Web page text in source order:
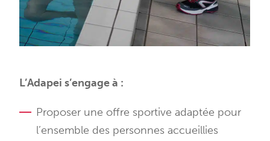
L’Adapei s’engage à :
Proposer une offre sportive adaptée pour
l’ensemble des personnes accueillies